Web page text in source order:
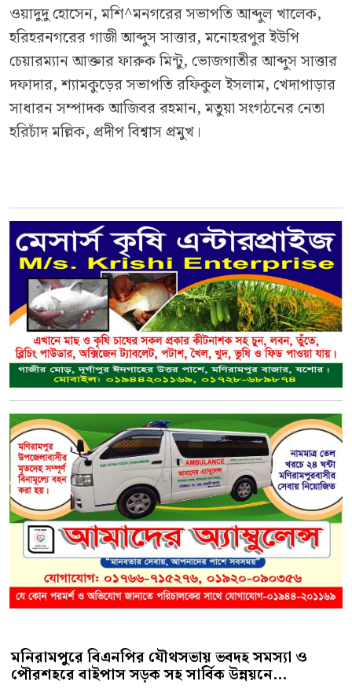
ওয়াদুদু হোসেন, মশি^মনগরের সভাপতি আব্দুল খালেক,
হরিহরনগরের গাজী আব্দুস সাত্তার, মনোহরপুর ইউপি
চেয়ারম্যান আক্তার ফারুক মিন্টু, ভোজগাতীর আব্দুস সাত্তার
দফাদার, শ্যামকুড়ের সভাপতি রফিকুল ইসলাম, খেদাপাড়ার
সাধারন সম্পাদক আজিবর রহমান, মতুয়া সংগঠনের নেতা
হরিচাঁদ মল্লিক, প্রদীপ বিশ্বাস প্রমুখ।
মনিরামপুরে বিএনপির যৌথসভায় ভবদহ সমস্যা ও
পৌরশহরে বাইপাস সড়ক সহ সার্বিক উন্নয়নে...